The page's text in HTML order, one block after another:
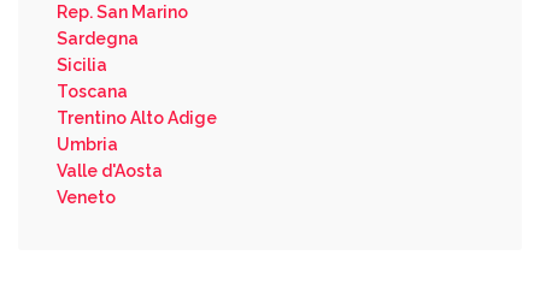
Rep. San Marino
Sardegna
Sicilia
Toscana
Trentino Alto Adige
Umbria
Valle d'Aosta
Veneto